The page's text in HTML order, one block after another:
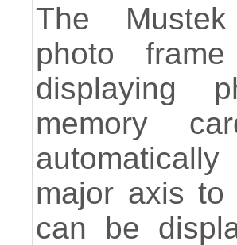
The
photo
displaying
memory
major axis
can be